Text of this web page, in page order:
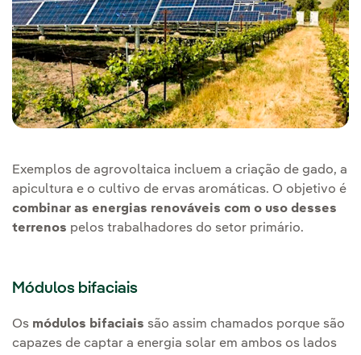
Exemplos de agrovoltaica incluem a criação de gado, a
apicultura e o cultivo de ervas aromáticas. O objetivo é
combinar as energias renováveis com o uso desses
terrenos pelos trabalhadores do setor primário.
Módulos bifaciais
Os módulos bifaciais são assim chamados porque são
capazes de captar a energia solar em ambos os lados